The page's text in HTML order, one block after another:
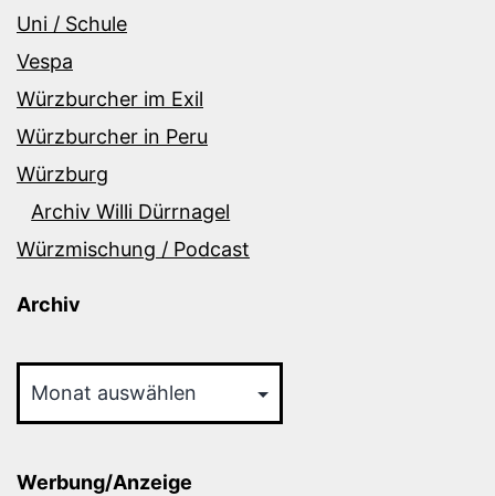
Uni / Schule
Vespa
Würzburcher im Exil
Würzburcher in Peru
Würzburg
Archiv Willi Dürrnagel
Würzmischung / Podcast
Archiv
Werbung/Anzeige